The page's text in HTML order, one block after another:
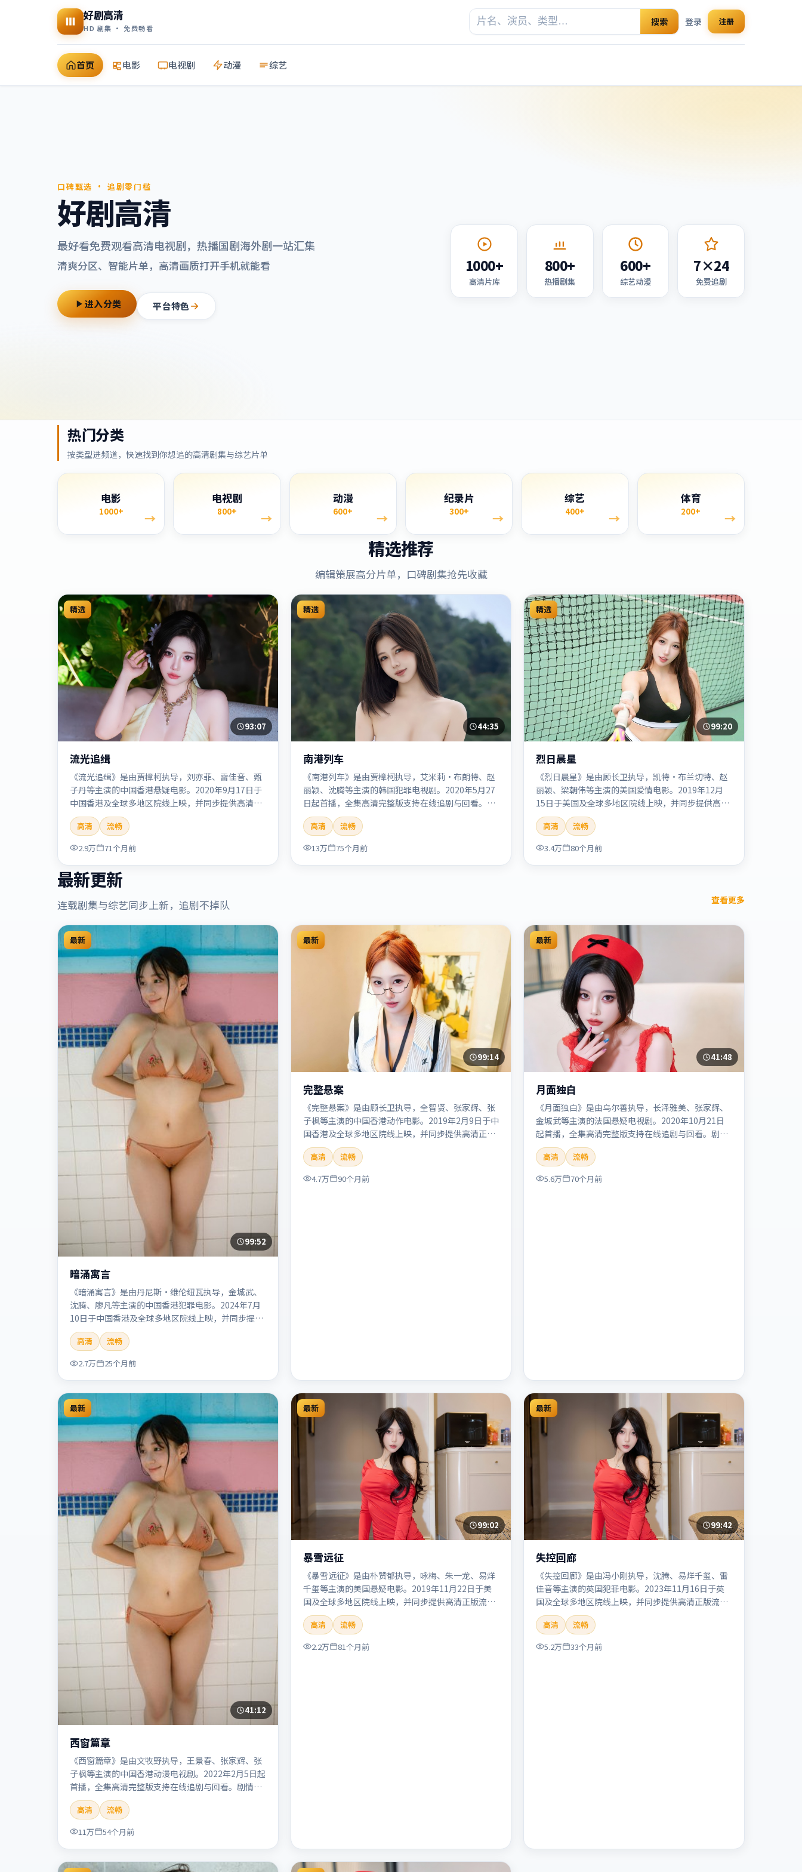
好剧高清
HD 剧集 · 免费畅看
搜索 登录 注册
首页 电影 电视剧 动漫 综艺
口碑甄选 · 追剧零门槛
好剧高清
最好看免费观看高清电视剧，热播国剧海外剧一站汇集
清爽分区、智能片单，高清画质打开手机就能看
进入分类 平台特色
1000+
高清片库
800+
热播剧集
600+
综艺动漫
7×24
免费追剧
热门分类
按类型进频道，快速找到你想追的高清剧集与综艺片单
电影
1000+ →
电视剧
800+ →
动漫
600+ →
纪录片
300+ →
综艺
400+ →
体育
200+ →
精选推荐
编辑策展高分片单，口碑剧集抢先收藏
精选
93:07
流光追缉
《流光追缉》是由贾樟柯执导，刘亦菲、雷佳音、甄
子丹等主演的中国香港悬疑电影。2020年9月17日于
中国香港及全球多地区院线上映，并同步提供高清正
版流媒体在线观看。剧情与看点：悬念层层推进，线
索相互勾连，结局出人意料，适合推理爱好者。本片
适合检索「流光追缉」「贾樟柯」「悬疑」「中国香
港」「2020」「2020-09-17上映」等关键词的影迷
阅读简介与主创信息。
高清
流畅
2.9万
71个月前
精选
44:35
南港列车
《南港列车》是由贾樟柯执导，艾米莉·布朗特、赵
丽颖、沈腾等主演的韩国犯罪电视剧。2020年5月27
日起首播，全集高清完整版支持在线追剧与回看。剧
情与看点：聚焦案件与人性灰色地带，张力十足，兼
具社会观察与戏剧冲突。本片适合检索「南港列车」
「贾樟柯」「犯罪」「韩国」「2020」「2020-05-
27上映」等关键词的影迷阅读简介与主创信息。
高清
流畅
13万
75个月前
精选
99:20
烈日晨星
《烈日晨星》是由顾长卫执导，凯特·布兰切特、赵
丽颖、梁朝伟等主演的美国爱情电影。2019年12月
15日于美国及全球多地区院线上映，并同步提供高清
正版流媒体在线观看。剧情与看点：情感细腻动人，
人物关系真实可信，适合喜欢温情叙事的观众。本片
适合检索「烈日晨星」「顾长卫」「爱情」「美国」
「2019」「2019-12-15上映」等关键词的影迷阅读
简介与主创信息。
高清
流畅
3.4万
80个月前
最新更新
连载剧集与综艺同步上新，追剧不掉队 查看更多
最新
99:52
暗涌寓言
《暗涌寓言》是由丹尼斯·维伦纽瓦执导，金城武、
沈腾、廖凡等主演的中国香港犯罪电影。2024年7月
10日于中国香港及全球多地区院线上映，并同步提供
高清正版流媒体在线观看。剧情与看点：聚焦案件与
人性灰色地带，张力十足，兼具社会观察与戏剧冲
突。本片适合检索「暗涌寓言」「丹尼斯·维伦纽
瓦」「犯罪」「中国香港」「2024」「2024-07-10
上映」等关键词的影迷阅读简介与主创信息。
高清
流畅
2.7万
25个月前
最新
99:14
完整悬案
《完整悬案》是由顾长卫执导，全智贤、张家辉、张
子枫等主演的中国香港动作电影。2019年2月9日于中
国香港及全球多地区院线上映，并同步提供高清正版
流媒体在线观看。剧情与看点：动作场面密集，节奏
明快，适合喜欢热血追缉与爆破场面的观众。本片适
合检索「完整悬案」「顾长卫」「动作」「中国香
港」「2019」「2019-02-09上映」等关键词的影迷
高清
流畅
4.7万
90个月前
最新
41:48
月面独白
《月面独白》是由乌尔善执导，长泽雅美、张家辉、
金城武等主演的法国悬疑电视剧。2020年10月21日
起首播，全集高清完整版支持在线追剧与回看。剧情
与看点：悬念层层推进，线索相互勾连，结局出人意
料，适合推理爱好者。本片适合检索「月面独白」
「乌尔善」「悬疑」「法国」「2020」「2020-10-
21上映」等关键词的影迷阅读简介与主创信息。
高清
流畅
5.6万
70个月前
最新
41:12
西窗篇章
《西窗篇章》是由文牧野执导，王景春、张家辉、张
子枫等主演的中国香港动漫电视剧。2022年2月5日起
首播，全集高清完整版支持在线追剧与回看。剧情与
看点：画风鲜明，想象力丰富，剧情适合青少年与动
画爱好者。本片适合检索「西窗篇章」「文牧野」
「动漫」「中国香港」「2022」「2022-02-05上
映」等关键词的影迷阅读简介与主创信息。
高清
流畅
11万
54个月前
最新
99:02
暴雪远征
《暴雪远征》是由朴赞郁执导，咏梅、朱一龙、易烊
千玺等主演的美国悬疑电影。2019年11月22日于美
国及全球多地区院线上映，并同步提供高清正版流媒
体在线观看。剧情与看点：悬念层层推进，线索相互
勾连，结局出人意料，适合推理爱好者。本片适合检
索「暴雪远征」「朴赞郁」「悬疑」「美国」
「2019」「2019-11-22上映」等关键词的影迷阅读
高清
流畅
2.2万
81个月前
最新
99:42
失控回廊
《失控回廊》是由冯小刚执导，沈腾、易烊千玺、雷
佳音等主演的英国犯罪电影。2023年11月16日于英
国及全球多地区院线上映，并同步提供高清正版流媒
体在线观看。剧情与看点：聚焦案件与人性灰色地
带，张力十足，兼具社会观察与戏剧冲突。本片适合
检索「失控回廊」「冯小刚」「犯罪」「英国」
「2023」「2023-11-16上映」等关键词的影迷阅读
高清
流畅
5.2万
33个月前